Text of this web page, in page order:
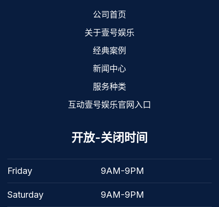
公司首页
关于壹号娱乐
经典案例
新闻中心
服务种类
互动壹号娱乐官网入口
开放-关闭时间
Friday 9AM-9PM
Saturday 9AM-9PM